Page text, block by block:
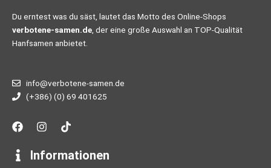
Du erntest was du säst, lautet das Motto des Online-Shops
verbotene-samen.de, der eine große Auswahl an TOP-Qualität
Hanfsamen anbietet.
info@verbotene-samen.de
(+386) (0) 69 401625
F
a
e
b
I
n
t
T
i
t
Informationen